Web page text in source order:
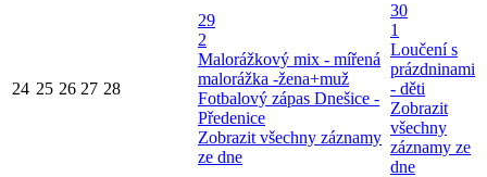
24 25 26 27 28
29
2
Malorážkový mix - mířená
malorážka -žena+muž
Fotbalový zápas Dnešice -
Předenice
Zobrazit všechny záznamy
ze dne
30
1
Loučení s
prázdninami
- děti
Zobrazit
všechny
záznamy ze
dne